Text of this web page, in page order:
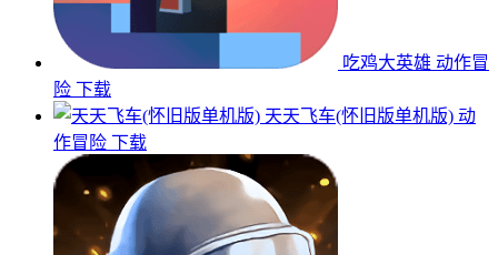
吃鸡大英雄 动作冒
险 下载
天天飞车(怀旧版单机版) 动
作冒险 下载